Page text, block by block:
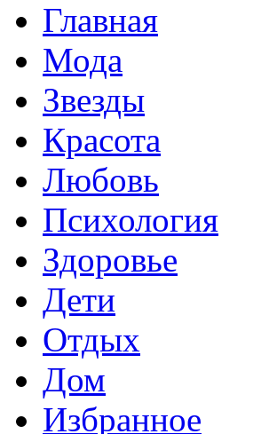
Главная
Мода
Звезды
Красота
Любовь
Психология
Здоровье
Дети
Отдых
Дом
Избранное